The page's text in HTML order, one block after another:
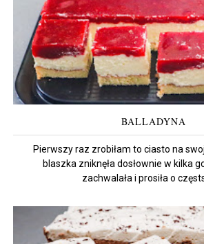
BALLADYNA
Pierwszy raz zrobiłam to ciasto na
blaszka zniknęła dosłownie w kilka
zachwalała i prosiła o